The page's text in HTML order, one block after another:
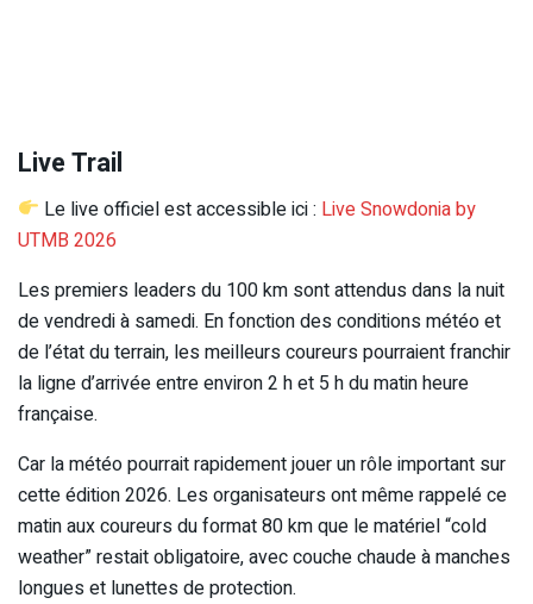
Live Trail
Le live officiel est accessible ici : Live Snowdonia by
UTMB 2026
Les premiers leaders du 100 km sont attendus dans la nuit
de vendredi à samedi. En fonction des conditions météo et
de l’état du terrain, les meilleurs coureurs pourraient franchir
la ligne d’arrivée entre environ 2 h et 5 h du matin heure
française.
Car la météo pourrait rapidement jouer un rôle important sur
cette édition 2026. Les organisateurs ont même rappelé ce
matin aux coureurs du format 80 km que le matériel “cold
weather” restait obligatoire, avec couche chaude à manches
longues et lunettes de protection.